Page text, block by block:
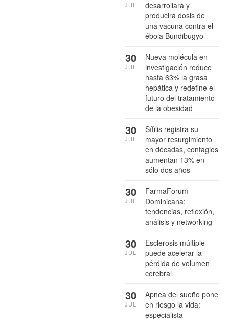
desarrollará y
producirá dosis de
una vacuna contra el
ébola Bundibugyo
JUL
Nueva molécula en
investigación reduce
hasta 63% la grasa
hepática y redefine el
futuro del tratamiento
de la obesidad
30
JUL
Sífilis registra su
mayor resurgimiento
en décadas, contagios
aumentan 13% en
sólo dos años
30
JUL
FarmaForum
Dominicana:
tendencias, reflexión,
análisis y networking
30
JUL
Esclerosis múltiple
puede acelerar la
pérdida de volumen
cerebral
30
JUL
Apnea del sueño pone
en riesgo la vida:
especialista
30
JUL